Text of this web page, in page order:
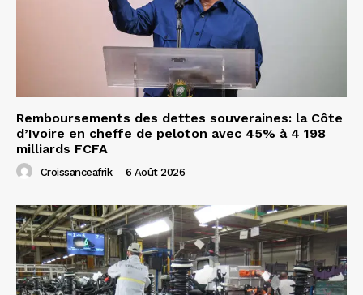
Remboursements des dettes souveraines: la Côte
d’Ivoire en cheffe de peloton avec 45% à 4 198
milliards FCFA
Croissanceafrik - 6 Août 2026